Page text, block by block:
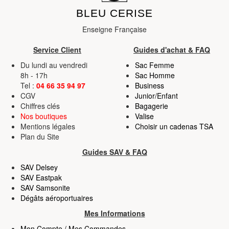
BLEU CERISE
Enseigne Française
Service Client
Guides d'achat & FAQ
Du lundi au vendredi
8h - 17h
Tel : 04 66 35 94 97
CGV
Chiffres clés
Nos boutiques
Mentions légales
Plan du Site
Sac Femme
Sac Homme
Business
Junior/Enfant
Bagagerie
Valise
Choisir un cadenas TSA
Guides SAV & FAQ
SAV Delsey
SAV Eastpak
SAV Samsonite
Dégâts aéroportuaires
Mes Informations